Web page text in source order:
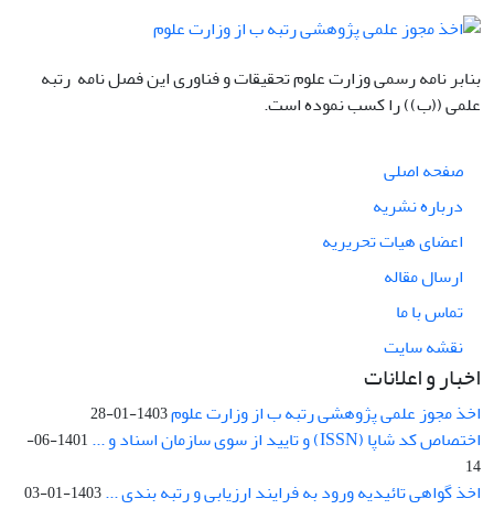
بنابر نامه رسمی وزارت علوم تحقیقات و فناوری این فصل نامه رتبه
علمی ((ب)) را کسب نموده است.
صفحه اصلی
درباره نشریه
اعضای هیات تحریریه
ارسال مقاله
تماس با ما
نقشه سایت
اخبار و اعلانات
اخذ مجوز علمی پژوهشی رتبه ب از وزارت علوم1403-01-28
اختصاص کد شاپا (ISSN) و تایید از سوی سازمان اسناد و ...
1401-06-
14
اخذ گواهی تائیدیه ورود به فرایند ارزیابی و رتبه بندی ...1403-01-03